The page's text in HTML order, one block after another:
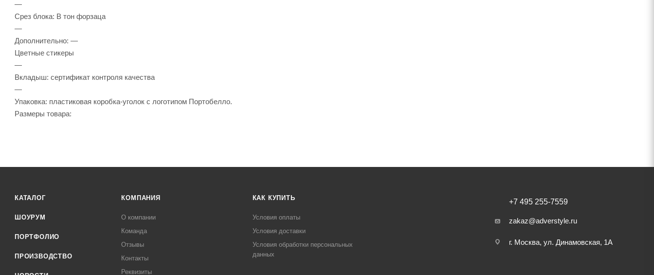
—
Срез блока: В тон форзаца
—
Дополнительно: —
Цветные стикеры
—
Вкладыш: сертификат контроля качества
—
Упаковка: пластиковая коробка-уголок с логотипом Портобелло.
Размеры товара:
КАТАЛОГ
ШОУРУМ
ПОРТФОЛИО
ПРОИЗВОДСТВО
КОМПАНИЯ
О компании
Команда
Отзывы
Контакты
Реквизиты
КАК КУПИТЬ
Условия оплаты
Условия доставки
Условия обработки персональных
данных
+7 495 255-7559
zakaz@adverstyle.ru
г. Москва, ул. Динамовская, 1А